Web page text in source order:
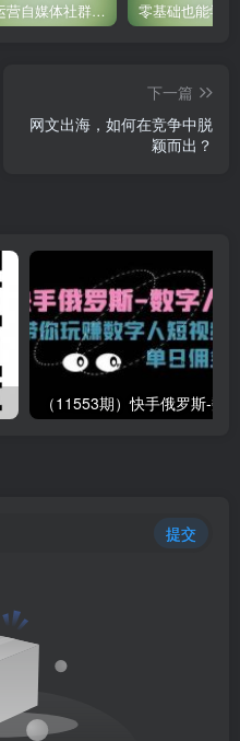
高效运营自媒体社群，让内容更有价值！
下一篇
网文出海，如何在竞争中脱
颖而出？
提交